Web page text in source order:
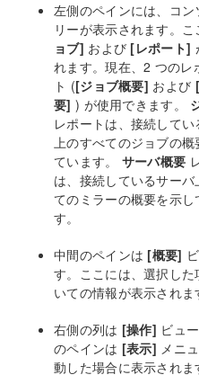
PDFで
左側のペインには、コン
リーが表示されます。こ
ョブ] および [レポート]
れます。現在、2 つのレ
ト ([ジョブ概要] および
要] ) が使用できます。
レポートは、接続して
上のすべてのジョブの概
ています。 サーバ概要
は、接続しているサーバ
てのミラーの概要を示し
す。
中間のペインは [概要]
す。ここには、選択した
いての情報が表示されま
右側の列は [操作] ビュ
のペインは [表示] メニ
動した場合に表示されま